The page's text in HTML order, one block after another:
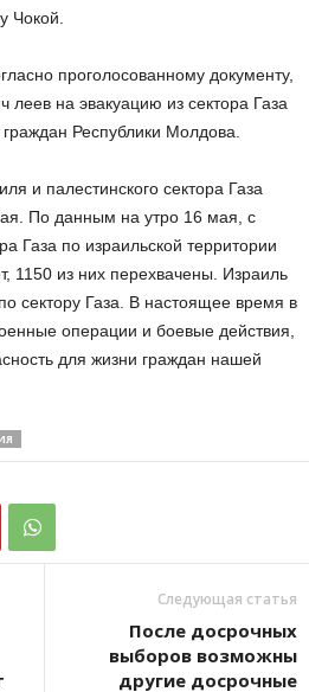
Чокой.
проголосованному документу,
на эвакуацию из сектора Газа
Республики Молдова.
и палестинского сектора Газа
По данным на утро 16 мая, с
Газа по израильской территории
1150 из них перехвачены. Израиль
сектору Газа. В настоящее время в
операции и боевые действия,
для жизни граждан нашей
Следующая статья
После досрочных
выборов возможны
другие досрочные